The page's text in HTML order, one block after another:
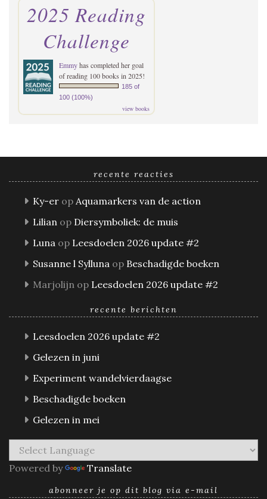
2025 Reading
Challenge
Emmyhas completed her goal
of reading 100 books in 2025!
185 of
100 (100%)
view books
recente reacties
Ky-er op Aquamarkers van de action
Lilian op Diersymboliek: de muis
Luna op Leesdoelen 2026 update #2
Susanne l Sylluna op Beschadigde boeken
Marjolijn op Leesdoelen 2026 update #2
recente berichten
Leesdoelen 2026 update #2
Gelezen in juni
Experiment wandelvierdaagse
Beschadigde boeken
Gelezen in mei
Powered by Translate
abonneer je op dit blog via e-mail